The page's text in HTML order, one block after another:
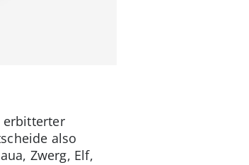
erbitterter
also
Zwerg, Elf,